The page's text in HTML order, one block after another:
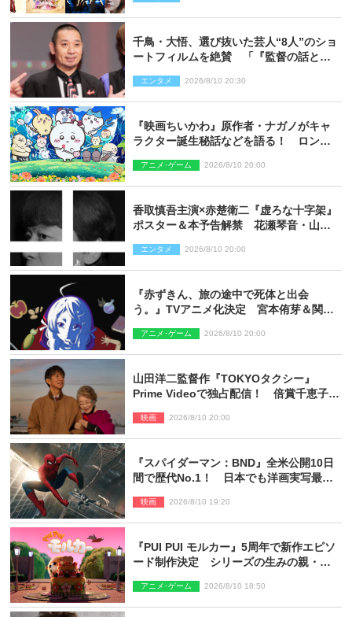
千鳥・大悟、選び抜いた芸人“8人”のショ
ートフィルムを絶賛 「『監督の話とか
した」
エンタメ 2026/8/10 20:30
『映画ちいかわ』原作者・ナガノがキャ
ラクター誕生秘話などを語る！ ロング
アニメ･ゲーム 2026/8/10 20:00
香取慎吾主演×赤楚衛二『虚ろな十字架』
ポスター＆本予告解禁 花瀬琴音・山中
エンタメ 2026/8/10 20:00
『赤ずきん、旅の途中で死体と出会
う。』TVアニメ化決定 宮本侑芽＆関根
アニメ･ゲーム 2026/8/10 20:00
山田洋二監督作『TOKYOタクシー』
Prime Videoで独占配信！ 倍賞千恵子×
映画 2026/8/10 20:00
『スパイダーマン：BND』全米公開10日
間で歴代No.1！ 日本でも洋画実写最速
映画 2026/8/10 19:20
『PUI PUI モルカー』5周年で新作エピソ
ード制作決定 シリーズの生みの親・見
アニメ･ゲーム 2026/8/10 18:50